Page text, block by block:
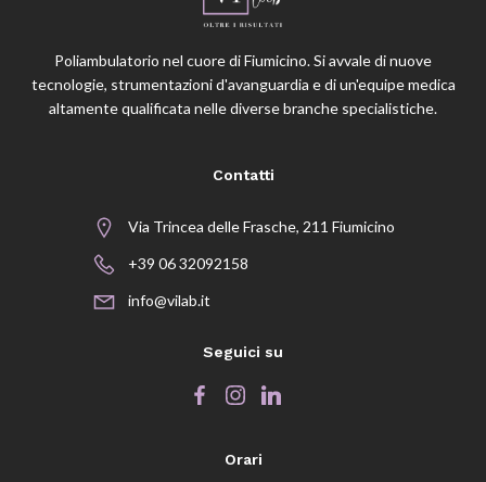
Poliambulatorio nel cuore di Fiumicino. Si avvale di nuove
tecnologie, strumentazioni d'avanguardia e di un'equipe medica
altamente qualificata nelle diverse branche specialistiche.
Contatti
Via Trincea delle Frasche, 211 Fiumicino
+39 06 32092158
info@vilab.it
Seguici su
Orari